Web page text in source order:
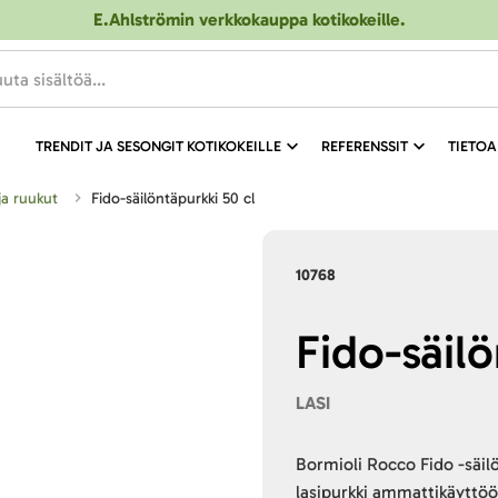
E.Ahlströmin verkkokauppa kotikokeille.
TRENDIT JA SESONGIT KOTIKOKEILLE REFERENSSIT
ruukut Fido-säilöntäpurkki 50 cl
10768
Fido-
LASI
Bormioli Rocco Fido -
lasipurkki